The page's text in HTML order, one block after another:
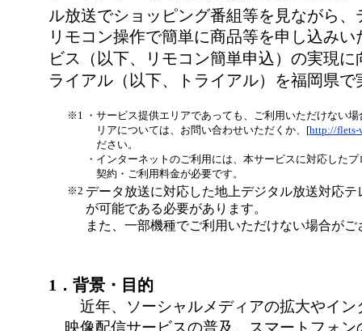
ル放送でショッピング番組等を見ながら、
リモコン操作で簡単に商品等を申し込みい
ビス（以下、リモコン簡単申込）の実現に
ライアル（以下、トライアル）を福岡県で
※1 ・ サービス提供エリアであっても、ご利用いただけない
リアについては、お問い合わせいただくか、[http://flets-
ださい。
・ インターネットのご利用には、本サービスに対応した
契約・ご利用料金が必要です。
※2 データ放送に対応した地上デジタル放送対応
が可能である必要があります。
また、一部機種でご利用いただけない場合がご
1．背景・目的
近年、ソーシャルメディアの拡大やイン
映像配信サービスの普及、スマートフォン